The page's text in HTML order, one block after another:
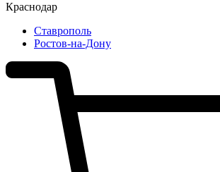
Краснодар
Ставрополь
Ростов-на-Дону